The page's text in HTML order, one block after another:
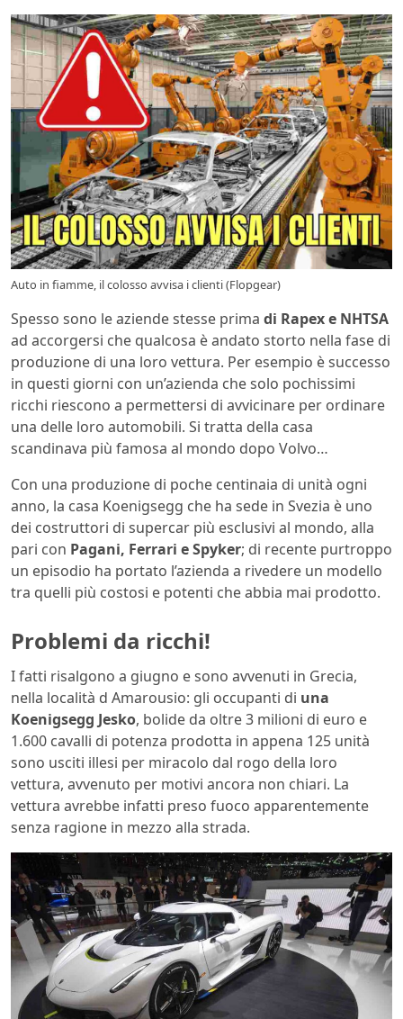
Auto in fiamme, il colosso avvisa i clienti (Flopgear)
Spesso sono le aziende stesse prima di Rapex e NHTSA
ad accorgersi che qualcosa è andato storto nella fase di
produzione di una loro vettura. Per esempio è successo
in questi giorni con un’azienda che solo pochissimi
ricchi riescono a permettersi di avvicinare per ordinare
una delle loro automobili. Si tratta della casa
scandinava più famosa al mondo dopo Volvo…
Con una produzione di poche centinaia di unità ogni
anno, la casa Koenigsegg che ha sede in Svezia è uno
dei costruttori di supercar più esclusivi al mondo, alla
pari con Pagani, Ferrari e Spyker; di recente purtroppo
un episodio ha portato l’azienda a rivedere un modello
tra quelli più costosi e potenti che abbia mai prodotto.
Problemi da ricchi!
I fatti risalgono a giugno e sono avvenuti in Grecia,
nella località d Amarousio: gli occupanti di una
Koenigsegg Jesko, bolide da oltre 3 milioni di euro e
1.600 cavalli di potenza prodotta in appena 125 unità
sono usciti illesi per miracolo dal rogo della loro
vettura, avvenuto per motivi ancora non chiari. La
vettura avrebbe infatti preso fuoco apparentemente
senza ragione in mezzo alla strada.